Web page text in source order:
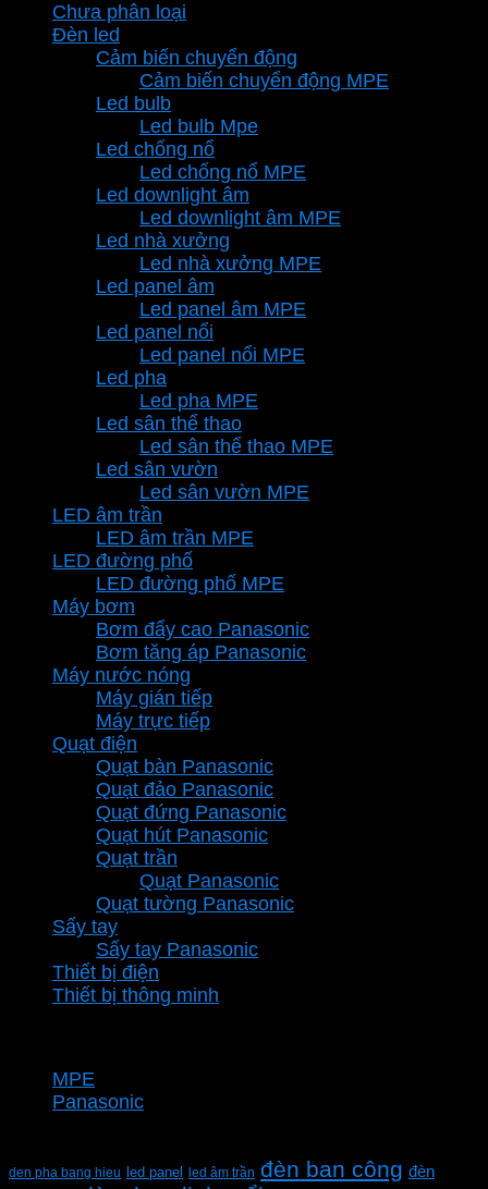
1.177.900 ₫.
Chưa phân loại
Đèn led
Cảm biến chuyển động
Cảm biến chuyển động MPE
Led bulb
Led bulb Mpe
Led chống nổ
Led chống nổ MPE
Led downlight âm
Led downlight âm MPE
Led nhà xưởng
Led nhà xưởng MPE
Led panel âm
Led panel âm MPE
Led panel nổi
Led panel nổi MPE
Led pha
Led pha MPE
Led sân thể thao
Led sân thể thao MPE
Led sân vườn
Led sân vườn MPE
LED âm trần
LED âm trần MPE
LED đường phố
LED đường phố MPE
Máy bơm
Bơm đẩy cao Panasonic
Bơm tăng áp Panasonic
Máy nước nóng
Máy gián tiếp
Máy trực tiếp
Quạt điện
Quạt bàn Panasonic
Quạt đảo Panasonic
Quạt đứng Panasonic
Quạt hút Panasonic
Quạt trần
Quạt Panasonic
Quạt tường Panasonic
Sấy tay
Sấy tay Panasonic
Thiết bị điện
Thiết bị thông minh
MPE
Panasonic
den pha bang hieu led panel led âm trần đèn ban công đèn